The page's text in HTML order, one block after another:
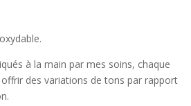
à la main par mes soins, chaque
des variations de tons par rapport